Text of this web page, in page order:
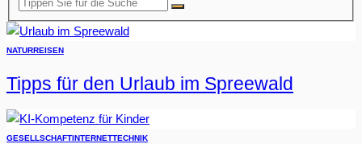
NATURREISEN
Tipps für den Urlaub im Spreewald
GESELLSCHAFTINTERNETTECHNIK